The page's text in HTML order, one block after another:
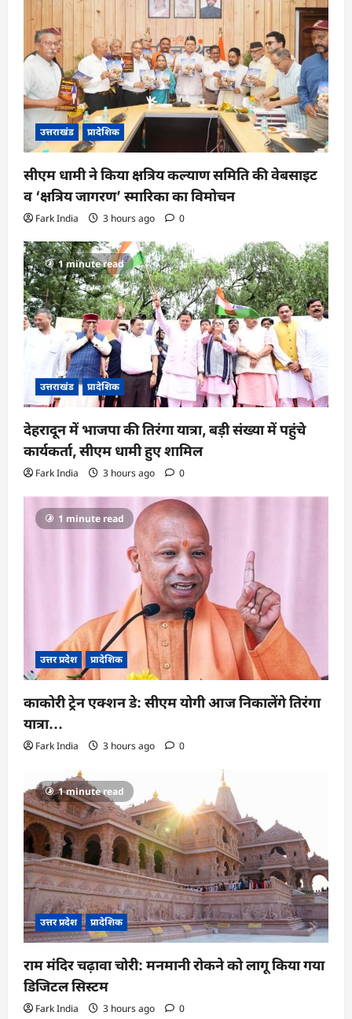
उत्तराखंड प्रादेशिक
सीएम धामी ने किया क्षत्रिय कल्याण समिति की वेबसाइट
व ‘क्षत्रिय जागरण’ स्मारिका का विमोचन
Fark India 3 hours ago 0
1 minute read
उत्तराखंड प्रादेशिक
देहरादून में भाजपा की तिरंगा यात्रा, बड़ी संख्या में पहुंचे
कार्यकर्ता, सीएम धामी हुए शामिल
Fark India 3 hours ago 0
1 minute read
उत्तर प्रदेश प्रादेशिक
काकोरी ट्रेन एक्शन डे: सीएम योगी आज निकालेंगे तिरंगा
यात्रा…
Fark India 3 hours ago 0
1 minute read
उत्तर प्रदेश प्रादेशिक
राम मंदिर चढ़ावा चोरी: मनमानी रोकने को लागू किया गया
डिजिटल सिस्टम
Fark India 3 hours ago 0